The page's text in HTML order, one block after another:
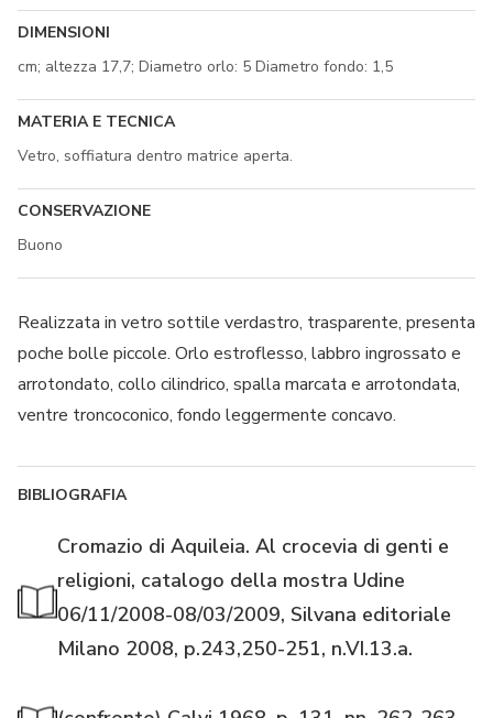
DIMENSIONI
cm; altezza 17,7; Diametro orlo: 5 Diametro fondo: 1,5
MATERIA E TECNICA
Vetro, soffiatura dentro matrice aperta.
CONSERVAZIONE
Buono
Realizzata in vetro sottile verdastro, trasparente, presenta
poche bolle piccole. Orlo estroflesso, labbro ingrossato e
arrotondato, collo cilindrico, spalla marcata e arrotondata,
ventre troncoconico, fondo leggermente concavo.
BIBLIOGRAFIA
Cromazio di Aquileia. Al crocevia di genti e
religioni, catalogo della mostra Udine
06/11/2008-08/03/2009, Silvana editoriale
Milano 2008, p.243,250-251, n.VI.13.a.